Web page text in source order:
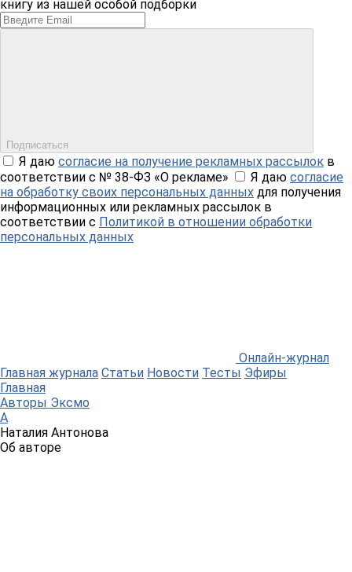
книгу из нашей особой подборки
Подписаться
Я даю согласие на получение рекламных рассылок в
соответствии с № 38-ФЗ «О рекламе»
Я даю согласие
на обработку своих персональных данных для получения
информационных или рекламных рассылок в
соответствии с Политикой в отношении обработки
персональных данных
Онлайн-журнал
Главная журнала Статьи Новости Тесты Эфиры
Главная
Авторы Эксмо
А
Наталия Антонова
Об авторе